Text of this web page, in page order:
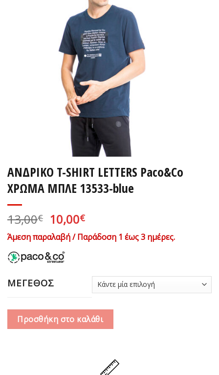
ΑΝΔΡΙΚΟ T-SHIRT LETTERS Paco&Co
ΧΡΩΜΑ ΜΠΛΕ 13533-blue
13,00€ Original
price
was:
13,00€.
10,00€Η
τρέχουσα
τιμή
Άμεση παραλαβή / Παράδοση 1 έως 3 ημέρες.
ΜΕΓΕΘΟΣ
Προσθήκη στο καλάθι